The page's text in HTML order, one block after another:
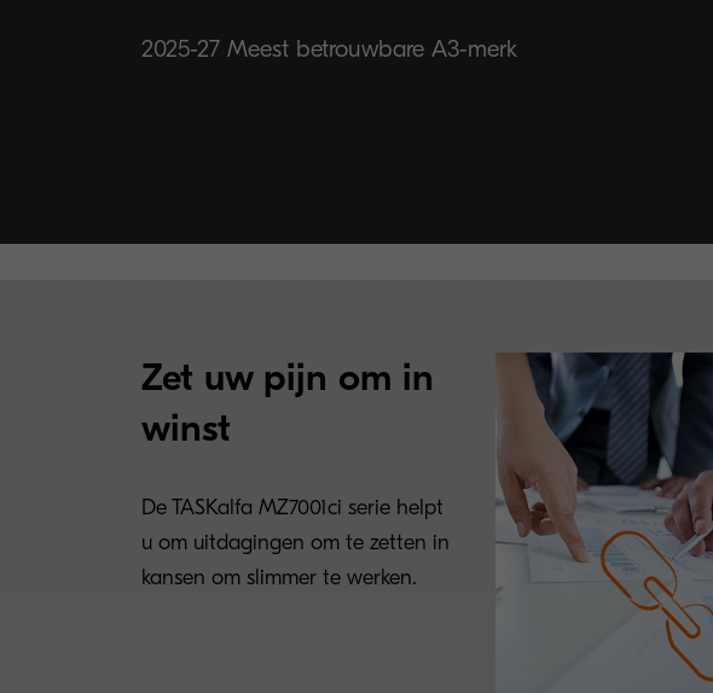
2025-27 Meest betrouwbare A3-merk
Zet uw pijn om in
winst
De TASKalfa MZ7001ci serie helpt
u om uitdagingen om te zetten in
kansen om slimmer te werken.